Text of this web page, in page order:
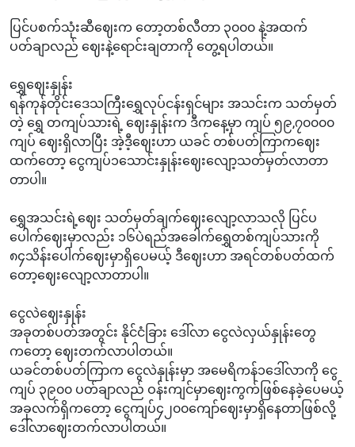
ပြင်ပစက်သုံးဆီဈေးက တော့တစ်လီတာ ၃၀၀၀ နဲ့အထက်
ပတ်ချာလည်‌ ဈေးနဲ့ရောင်းချတာကို တွေ့ရပါတယ်။
ရွှေဈေးနှုန်း
ရန်ကုန်တိုင်းဒေသကြီးရွှေလုပ်ငန်းရှင်များ အသင်းက သတ်မှတ်
တဲ့ ရွှေ တကျပ်သားရဲ့ ဈေးနှုန်းက‌‌ ဒီကနေ့မှာ ကျပ် ၅၉,၇၀၀၀၀
ကျပ် ဈေးရှိလာပြီး အဲ့ဒီ့ဈေးဟာ ယခင် တစ်ပတ်ကြာကဈေး
ထက်တော့ ငွေကျပ်၁သောင်းနှုန်းဈေးလျော့သတ်မှတ်လာတာ
တာပါ။
ရွှေအသင်းရဲ့ဈေး သတ်မှတ်ချက်ဈေးလျော့လာသလို ပြင်ပ
ပေါက်ဈေးမှာလည်း ၁၆ပဲရည်အခေါက်ရွှေတစ်ကျပ်သားကို
၈၄သိန်းပေါက်ဈေးမှာရှိပေမယ့် ဒီဈေးဟာ အရင်တစ်ပတ်ထက်
တော့ဈေးလျော့လာတာပါ။
ငွေလဲဈေးနှုန်း
အခုတစ်ပတ်အတွင်း နိုင်ငံခြား ဒေါ်လာ ငွေလဲလှယ်နှုန်းတွေ
ကတော့ ဈေးတက်လာပါတယ်။
ယခင်တစ်ပတ်ကြာက ငွေလဲနှုန်းမှာ အမေရိကန်၁ဒေါ်လာကို ငွေ
ကျပ် ၃၉၀၀ ပတ်ချာလည် ဝန်းကျင်မှာဈေးကွက်ဖြစ်နေခဲ့ပေမယ့်
အခုလက်ရှိကတော့ ငွေကျပ်၄၂၀၀ကျော်ဈေးမှာရှိနေတာဖြစ်လို့
ဒေါ်လာဈေးတက်လာပါတယ်။